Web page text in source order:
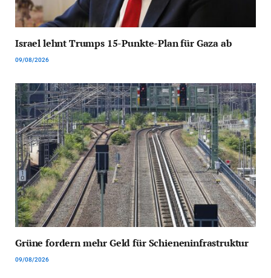
Israel lehnt Trumps 15-Punkte-Plan für Gaza ab
09/08/2026
Grüne fordern mehr Geld für Schieneninfrastruktur
09/08/2026